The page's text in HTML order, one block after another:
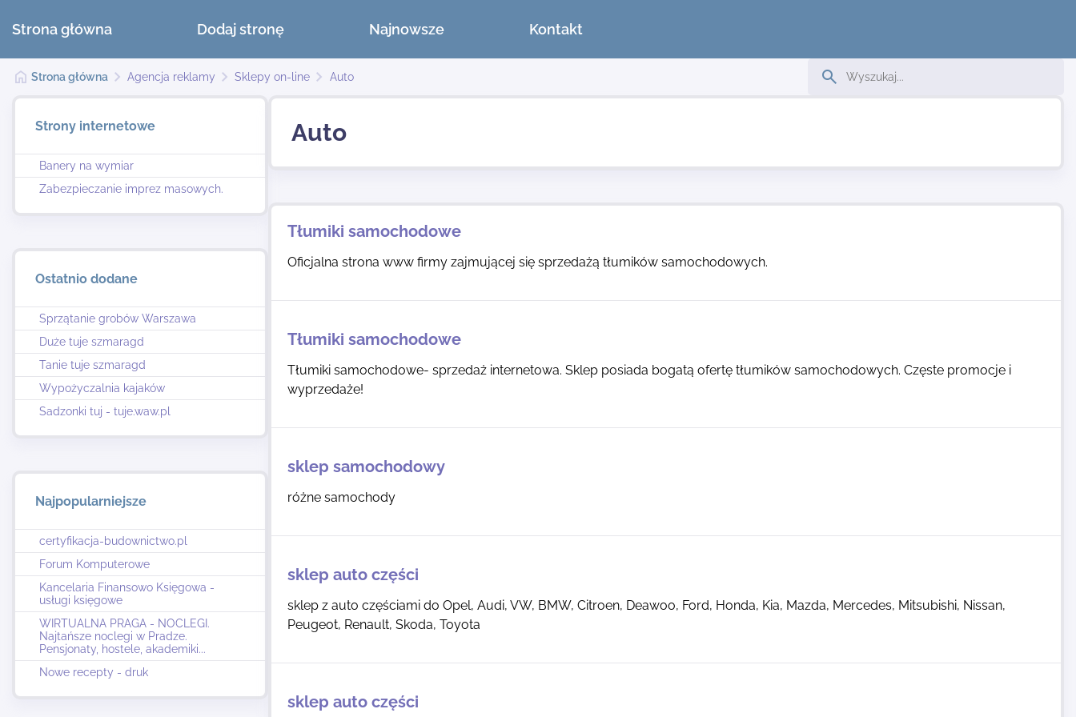
Strona główna Dodaj stronę Najnowsze Kontakt
Strona główna Agencja reklamy Sklepy on-line Auto
Strony internetowe
Banery na wymiar
Zabezpieczanie imprez masowych.
Ostatnio dodane
Sprzątanie grobów Warszawa
Duże tuje szmaragd
Tanie tuje szmaragd
Wypożyczalnia kajaków
Sadzonki tuj - tuje.waw.pl
Najpopularniejsze
certyfikacja-budownictwo.pl
Forum Komputerowe
Kancelaria Finansowo Księgowa -
usługi księgowe
WIRTUALNA PRAGA - NOCLEGI.
Najtańsze noclegi w Pradze.
Pensjonaty, hostele, akademiki...
Nowe recepty - druk
Auto
Tłumiki samochodowe
Oficjalna strona www firmy zajmującej się sprzedażą tłumików samochodowych.
Tłumiki samochodowe
Tłumiki samochodowe- sprzedaż internetowa. Sklep posiada bogatą ofertę tłumików samochodowych. Częste promocje i
wyprzedaże!
sklep samochodowy
różne samochody
sklep auto części
sklep z auto częściami do Opel, Audi, VW, BMW, Citroen, Deawoo, Ford, Honda, Kia, Mazda, Mercedes, Mitsubishi, Nissan,
Peugeot, Renault, Skoda, Toyota
sklep auto części